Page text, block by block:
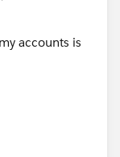
accounts is